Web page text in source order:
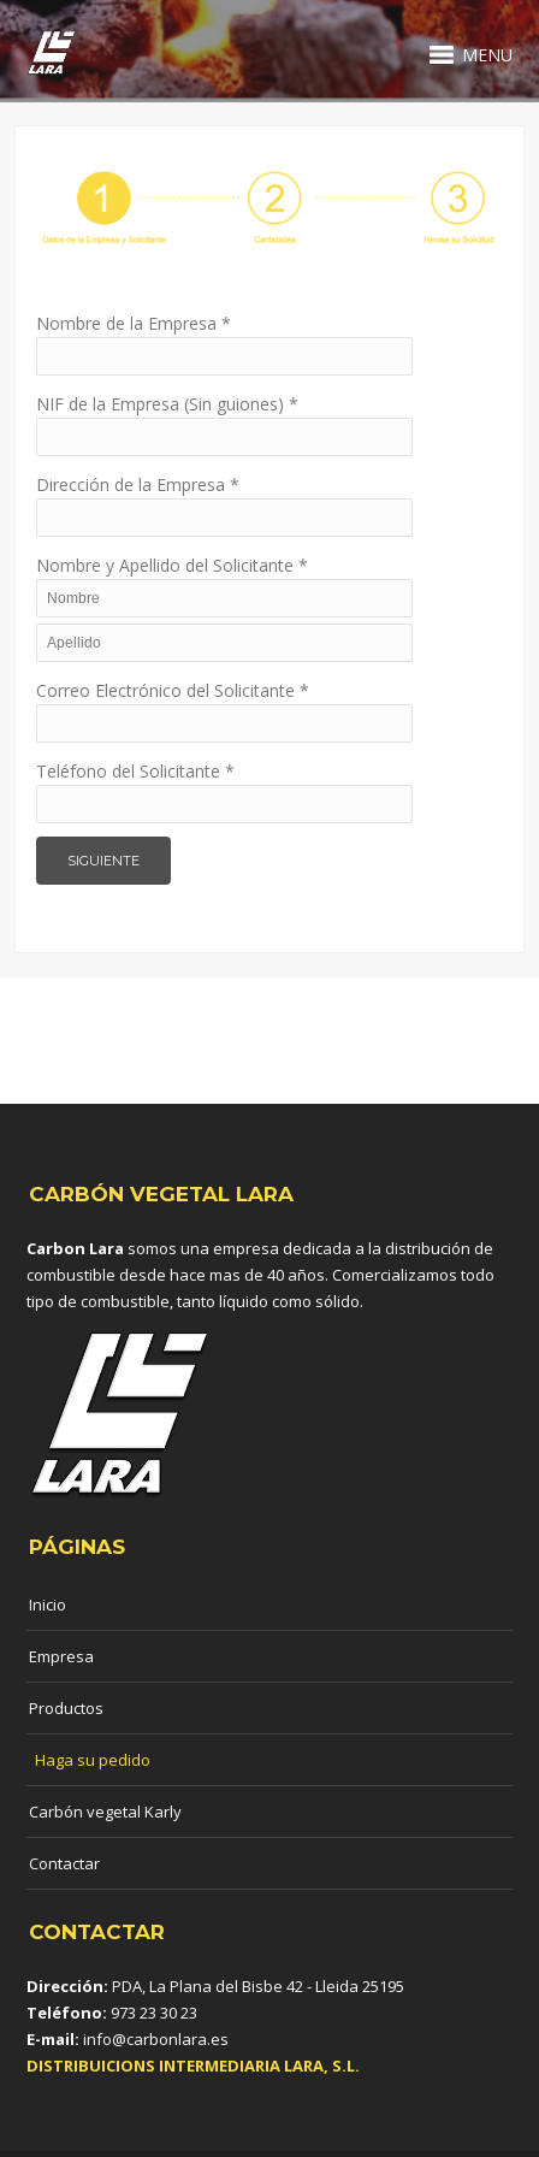
MENU
Nombre de la Empresa*
NIF de la Empresa (Sin guiones)*
Dirección de la Empresa*
Nombre y Apellido del Solicitante*
Correo Electrónico del Solicitante*
Teléfono del Solicitante*
CARBÓN VEGETAL LARA
Carbon Lara somos una empresa dedicada a la distribución de
combustible desde hace mas de 40 años. Comercializamos todo
tipo de combustible, tanto líquido como sólido.
PÁGINAS
Inicio
Empresa
Productos
Haga su pedido
Carbón vegetal Karly
Contactar
CONTACTAR
Dirección: PDA, La Plana del Bisbe 42 - Lleida 25195
Teléfono: 973 23 30 23
E-mail: info@carbonlara.es
DISTRIBUICIONS INTERMEDIARIA LARA, S.L.